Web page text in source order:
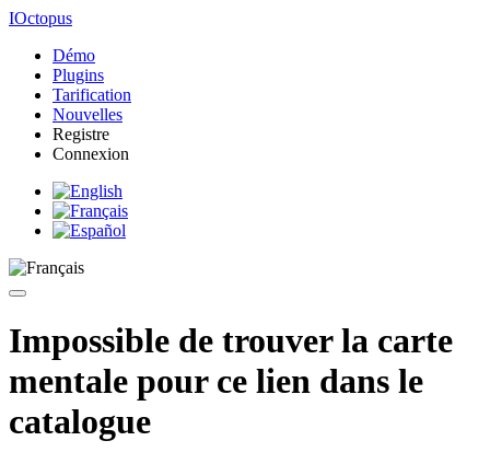
IOctopus
Démo
Plugins
Tarification
Nouvelles
Registre
Connexion
Impossible de trouver la carte
mentale pour ce lien dans le
catalogue